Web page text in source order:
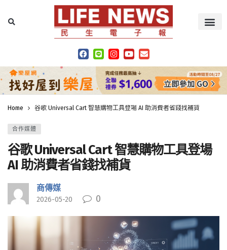
Home 谷歌 Universal Cart 智慧購物工具登場 AI 助消費者省錢找補貨
合作媒體
谷歌 Universal Cart 智慧購物工具登場
AI 助消費者省錢找補貨
商傳媒
2026-05-20 0